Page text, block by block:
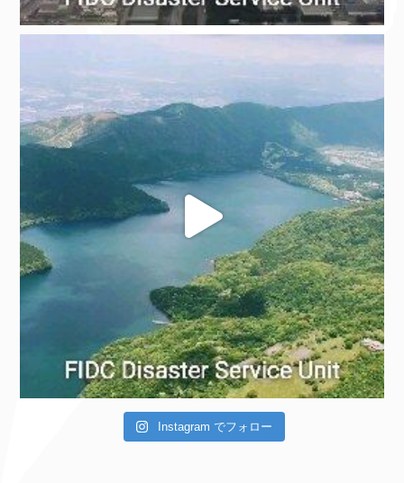
Instagram でフォロー